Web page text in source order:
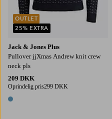
Jack & Jones Plus
Pullover jjXmas Andrew knit crew
neck pls
209 DKK
Oprindelig pris299 DKK
1 farve
OUTLET
25% EXTRA